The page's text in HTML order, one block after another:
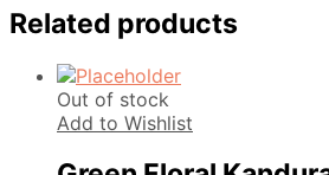
Related products
Out of stock
Add to Wishlist